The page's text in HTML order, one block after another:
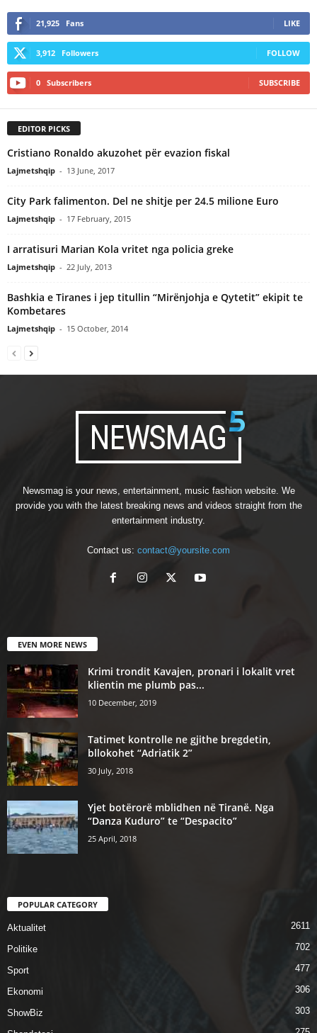
21,925 Fans LIKE
3,912 Followers FOLLOW
0 Subscribers SUBSCRIBE
EDITOR PICKS
Cristiano Ronaldo akuzohet për evazion fiskal
Lajmetshqip - 13 June, 2017
City Park falimenton. Del ne shitje per 24.5 milione Euro
Lajmetshqip - 17 February, 2015
I arratisuri Marian Kola vritet nga policia greke
Lajmetshqip - 22 July, 2013
Bashkia e Tiranes i jep titullin “Mirënjohja e Qytetit” ekipit te
Kombetares
Lajmetshqip - 15 October, 2014
Newsmag is your news, entertainment, music fashion website. We
provide you with the latest breaking news and videos straight from the
entertainment industry.
Contact us: contact@yoursite.com
EVEN MORE NEWS
Krimi trondit Kavajen, pronari i lokalit vret
klientin me plumb pas...
10 December, 2019
Tatimet kontrolle ne gjithe bregdetin,
bllokohet “Adriatik 2”
30 July, 2018
Yjet botërorë mblidhen në Tiranë. Nga
“Danza Kuduro” te “Despacito”
25 April, 2018
POPULAR CATEGORY
Aktualitet 2611
Politike 702
Sport 477
Ekonomi 306
ShowBiz 303